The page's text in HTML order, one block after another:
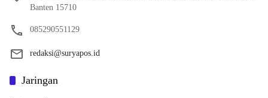
Banten 15710
085290551129
redaksi@suryapos.id
Jaringan